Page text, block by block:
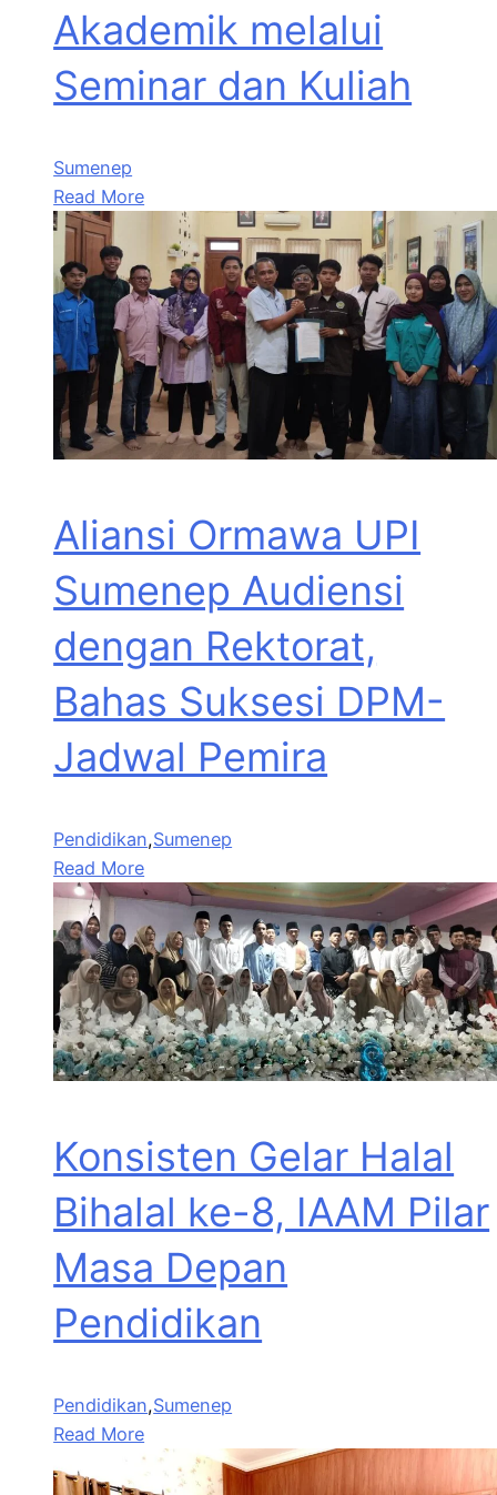
Akademik melalui
Seminar dan Kuliah
Sumenep
Read More
Aliansi Ormawa UPI
Sumenep Audiensi
dengan Rektorat,
Bahas Suksesi DPM-
Jadwal Pemira
Pendidikan,Sumenep
Read More
Konsisten Gelar Halal
Bihalal ke-8, IAAM Pilar
Masa Depan
Pendidikan
Pendidikan,Sumenep
Read More